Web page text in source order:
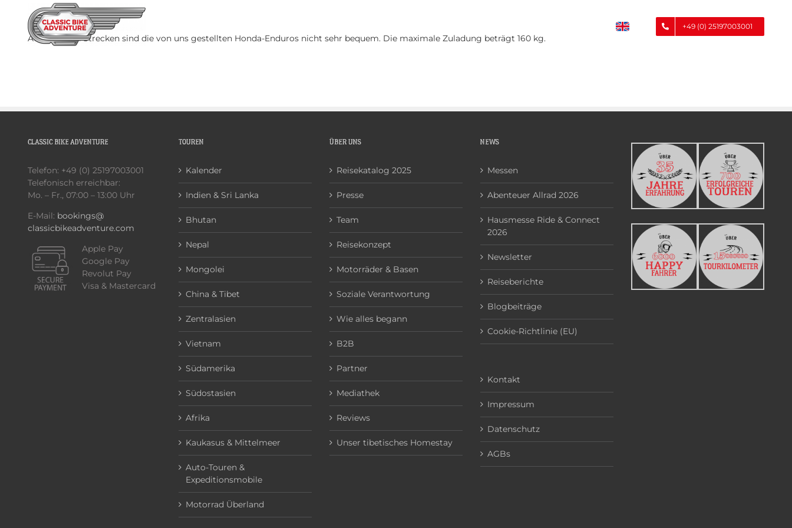
springen
+49 (0) 25197003001
Auf längeren Strecken sind die von uns gestellten Honda-Enduros nicht sehr bequem. Die maximale Zuladung beträgt 160 kg.
CLASSIC BIKE ADVENTURE
Telefon: +49 (0) 25197003001
Telefonisch erreichbar:
Mo. – Fr., 07:00 – 13:00 Uhr
E-Mail: bookings@
classicbikeadventure.com
Apple Pay
Google Pay
Revolut Pay
Visa & Mastercard
TOUREN
Kalender
Indien & Sri Lanka
Bhutan
Nepal
Mongolei
China & Tibet
Zentralasien
Vietnam
Südamerika
Südostasien
Afrika
Kaukasus & Mittelmeer
Auto-Touren &
Expeditionsmobile
Motorrad Überland
ÜBER UNS
Reisekatalog 2025
Presse
Team
Reisekonzept
Motorräder & Basen
Soziale Verantwortung
Wie alles begann
B2B
Partner
Mediathek
Reviews
Unser tibetisches Homestay
NEWS
Messen
Abenteuer Allrad 2026
Hausmesse Ride & Connect
2026
Newsletter
Reiseberichte
Blogbeiträge
Cookie-Richtlinie (EU)
Kontakt
Impressum
Datenschutz
AGBs